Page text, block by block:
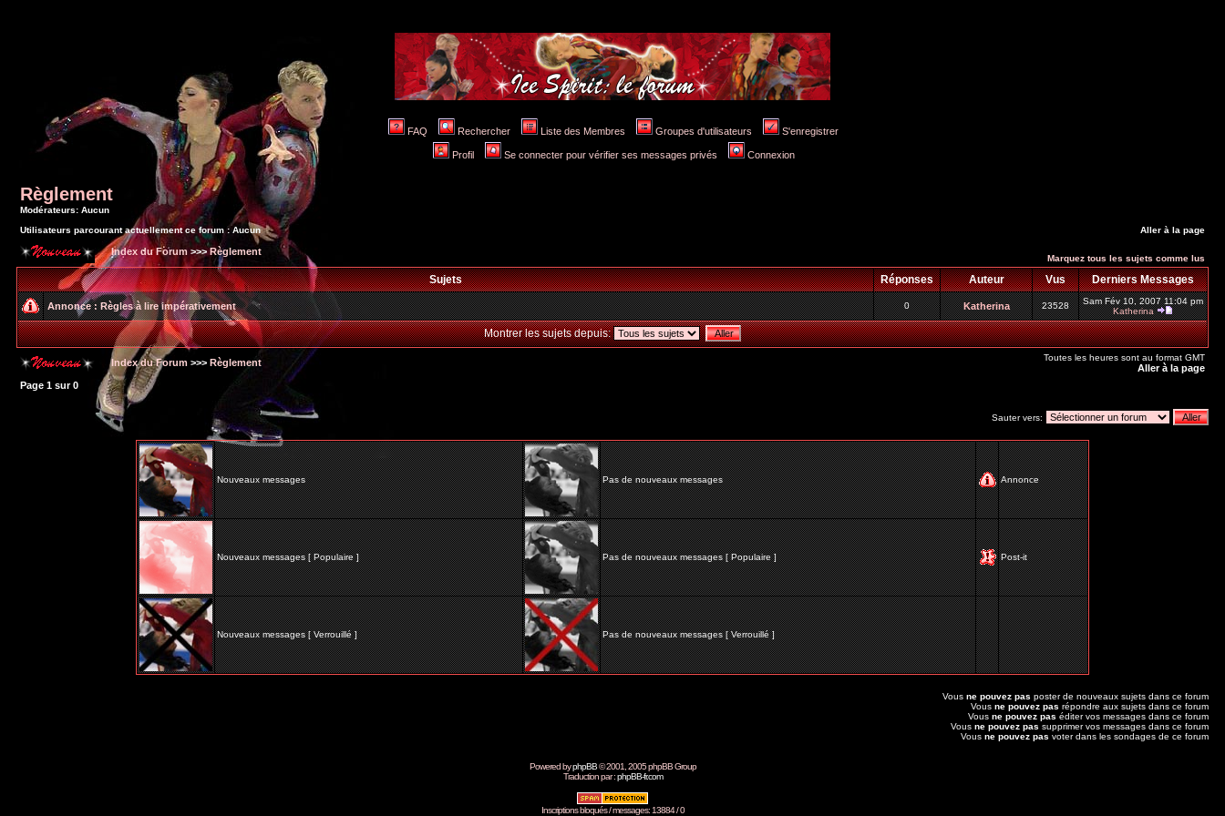
FAQ Rechercher Liste des Membres Groupes d'utilisateurs S'enregistrer
Profil Se connecter pour vérifier ses messages privés Connexion
Règlement
Modérateurs: Aucun
Utilisateurs parcourant actuellement ce forum : Aucun
Aller à la page
Index du Forum >>>Règlement
Marquez tous les sujets comme lus
Sujets Réponses Auteur Vus Derniers Messages
Annonce : Règles à lire impérativement 0 Katherina 23528
Sam Fév 10, 2007 11:04 pm
Katherina
Montrer les sujets depuis:
Index du Forum >>> Règlement Toutes les heures sont au format GMT
Aller à la page
Page 1 sur0
Sauter vers:
Nouveaux messages Pas de nouveaux messages Annonce
Nouveaux messages [ Populaire ] Pas de nouveaux messages [ Populaire ] Post-it
Nouveaux messages [ Verrouillé ] Pas de nouveaux messages [ Verrouillé ]
Vous ne pouvez pas poster de nouveaux sujets dans ce forum
Vous ne pouvez pas répondre aux sujets dans ce forum
Vous ne pouvez pas éditer vos messages dans ce forum
Vous ne pouvez pas supprimer vos messages dans ce forum
Vous ne pouvez pas voter dans les sondages de ce forum
Powered byphpBB© 2001, 2005 phpBB Group
Traduction par :phpBB-fr.com
Inscriptions bloqués / messages: 13884 / 0